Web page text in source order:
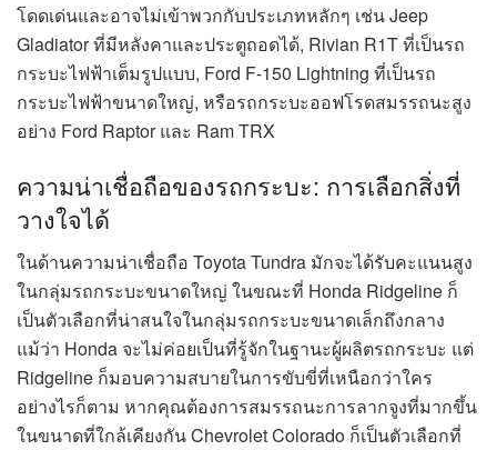
โดดเด่นและอาจไม่เข้าพวกกับประเภทหลักๆ เช่น Jeep
Gladiator ที่มีหลังคาและประตูถอดได้, Rivian R1T ที่เป็นรถ
กระบะไฟฟ้าเต็มรูปแบบ, Ford F-150 Lightning ที่เป็นรถ
กระบะไฟฟ้าขนาดใหญ่, หรือรถกระบะออฟโรดสมรรถนะสูง
อย่าง Ford Raptor และ Ram TRX
ความน่าเชื่อถือของรถกระบะ: การเลือกสิ่งที่
วางใจได้
ในด้านความน่าเชื่อถือ Toyota Tundra มักจะได้รับคะแนนสูง
ในกลุ่มรถกระบะขนาดใหญ่ ในขณะที่ Honda Ridgeline ก็
เป็นตัวเลือกที่น่าสนใจในกลุ่มรถกระบะขนาดเล็กถึงกลาง
แม้ว่า Honda จะไม่ค่อยเป็นที่รู้จักในฐานะผู้ผลิตรถกระบะ แต่
Ridgeline ก็มอบความสบายในการขับขี่ที่เหนือกว่าใคร
อย่างไรก็ตาม หากคุณต้องการสมรรถนะการลากจูงที่มากขึ้น
ในขนาดที่ใกล้เคียงกัน Chevrolet Colorado ก็เป็นตัวเลือกที่